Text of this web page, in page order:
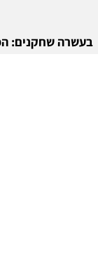
בעשרה שחקנים: הפועל